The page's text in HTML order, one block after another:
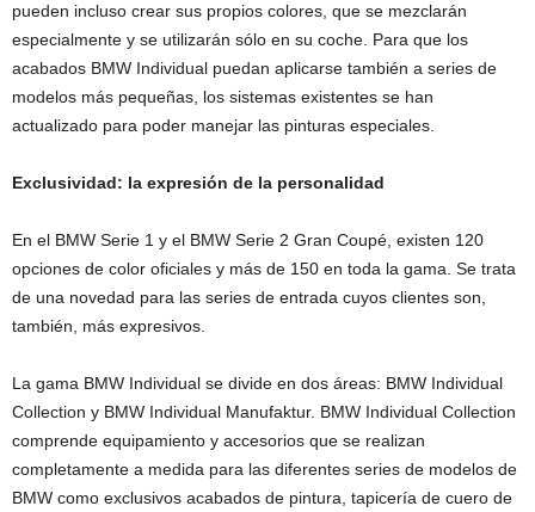
pueden incluso crear sus propios colores, que se mezclarán
especialmente y se utilizarán sólo en su coche. Para que los
acabados BMW Individual puedan aplicarse también a series de
modelos más pequeñas, los sistemas existentes se han
actualizado para poder manejar las pinturas especiales.
Exclusividad: la expresión de la personalidad
En el BMW Serie 1 y el BMW Serie 2 Gran Coupé, existen 120
opciones de color oficiales y más de 150 en toda la gama. Se trata
de una novedad para las series de entrada cuyos clientes son,
también, más expresivos.
La gama BMW Individual se divide en dos áreas: BMW Individual
Collection y BMW Individual Manufaktur. BMW Individual Collection
comprende equipamiento y accesorios que se realizan
completamente a medida para las diferentes series de modelos de
BMW como exclusivos acabados de pintura, tapicería de cuero de